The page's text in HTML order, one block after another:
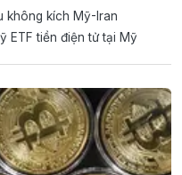
không kích Mỹ-Iran
ETF tiền điện tử tại Mỹ